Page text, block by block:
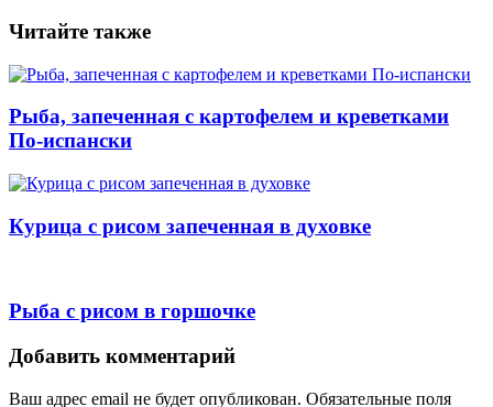
Читайте также
Рыба, запеченная с картофелем и креветками
По-испански
Курица с рисом запеченная в духовке
Рыба с рисом в горшочке
Навигация
Добавить комментарий
Ваш адрес email не будет опубликован. Обязательные поля